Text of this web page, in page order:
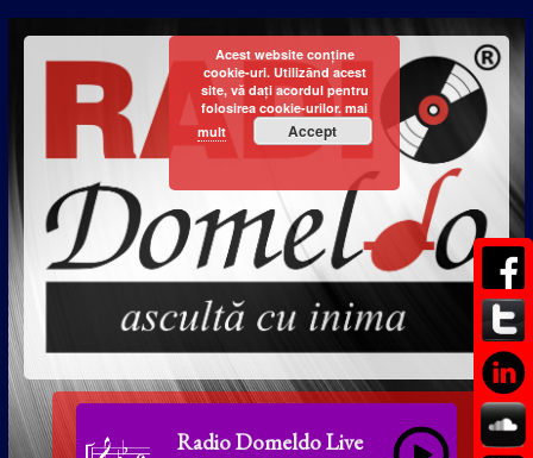
Radio Domeldo Live
Acest website conține
cookie-uri. Utilizând acest
site, vă dați acordul pentru
folosirea cookie-urilor. mai
mult
Accept